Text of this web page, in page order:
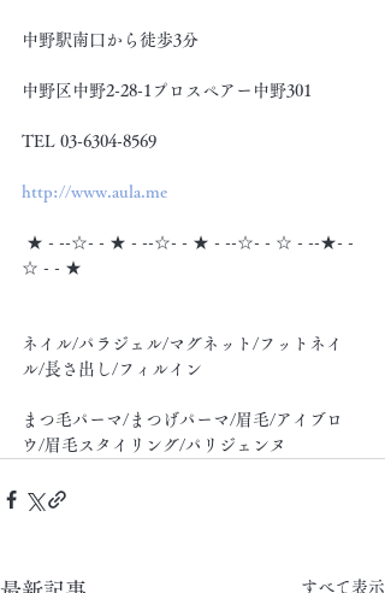
中野駅南口から徒歩3分
中野区中野2-28-1プロスペアー中野301
TEL 03-6304-8569
http://www.aula.me
★ - --☆- - ★ - --☆- - ★ - --☆- - ☆ - --★- -
☆ - - ★
ネイル/パラジェル/マグネット/フットネイ
ル/長さ出し/フィルイン
まつ毛パーマ/まつげパーマ/眉毛/アイブロ
ウ/眉毛スタイリング/パリジェンヌ
すべて表示